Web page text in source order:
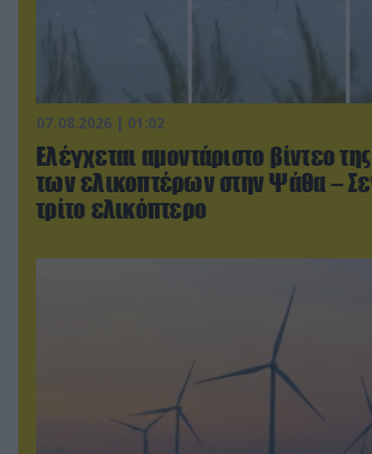
07.08.2026 | 01:02
Ελέγχεται αμοντάριστο βίντεο
των ελικοπτέρων στην Ψάθα –
τρίτο ελικόπτερο